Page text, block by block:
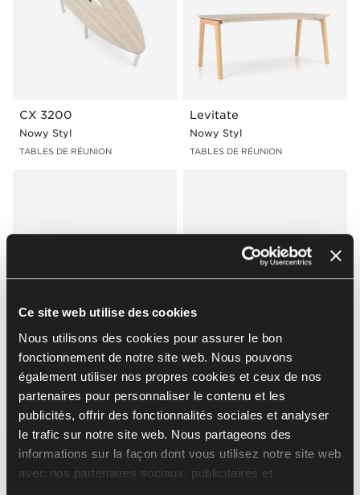
Ce site web utilise des cookies
Nous utilisons des cookies pour assurer le bon
fonctionnement de notre site web. Nous pouvons
également utiliser nos propres cookies et ceux de nos
partenaires pour personnaliser le contenu et les
publicités, offrir des fonctionnalités sociales et analyser
le trafic sur notre site web. Nous partageons des
informations sur la façon dont vous utilisez notre site web
avec nos partenaires sociaux, publicitaires et
CX 3200
Nowy Styl
TABLES DE RÉUNION
Levitate
Nowy Styl
TABLES DE RÉUNION
TABLES HAUTES